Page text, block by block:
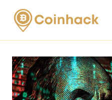
Skip
content